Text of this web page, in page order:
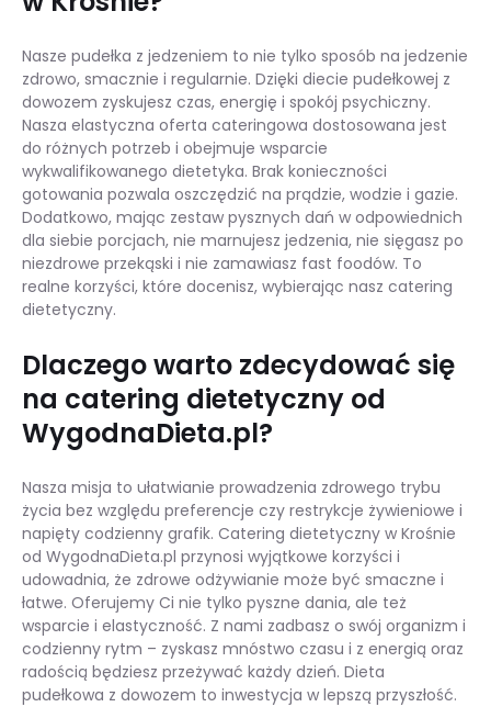
Nasze pudełka z jedzeniem to nie tylko sposób na jedzenie
zdrowo, smacznie i regularnie. Dzięki diecie pudełkowej z
dowozem zyskujesz czas, energię i spokój psychiczny.
Nasza elastyczna oferta cateringowa dostosowana jest
do różnych potrzeb i obejmuje wsparcie
wykwalifikowanego dietetyka. Brak konieczności
gotowania pozwala oszczędzić na prądzie, wodzie i gazie.
Dodatkowo, mając zestaw pysznych dań w odpowiednich
dla siebie porcjach, nie marnujesz jedzenia, nie sięgasz po
niezdrowe przekąski i nie zamawiasz fast foodów. To
realne korzyści, które docenisz, wybierając nasz catering
dietetyczny.
Dlaczego warto zdecydować się
na catering dietetyczny od
WygodnaDieta.pl?
Nasza misja to ułatwianie prowadzenia zdrowego trybu
życia bez względu preferencje czy restrykcje żywieniowe i
napięty codzienny grafik. Catering dietetyczny w Krośnie
od WygodnaDieta.pl przynosi wyjątkowe korzyści i
udowadnia, że zdrowe odżywianie może być smaczne i
łatwe. Oferujemy Ci nie tylko pyszne dania, ale też
wsparcie i elastyczność. Z nami zadbasz o swój organizm i
codzienny rytm – zyskasz mnóstwo czasu i z energią oraz
radością będziesz przeżywać każdy dzień. Dieta
pudełkowa z dowozem to inwestycja w lepszą przyszłość.